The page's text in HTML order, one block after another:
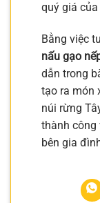
quý giá
Bằng việc
nấu gạo
dẫn trong
tạo ra món
núi rừng
thành công
bên gia